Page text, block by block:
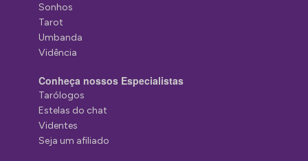
Sonhos
Tarot
Umbanda
Vidência
Conheça nossos Especialistas
Tarólogos
Estelas do chat
Videntes
Seja um afiliado